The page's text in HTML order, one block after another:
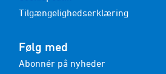
Tilgængelighedserklæring
Følg med
Abonnér på nyheder